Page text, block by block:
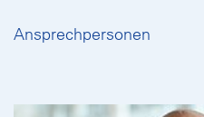
Ansprechpersonen